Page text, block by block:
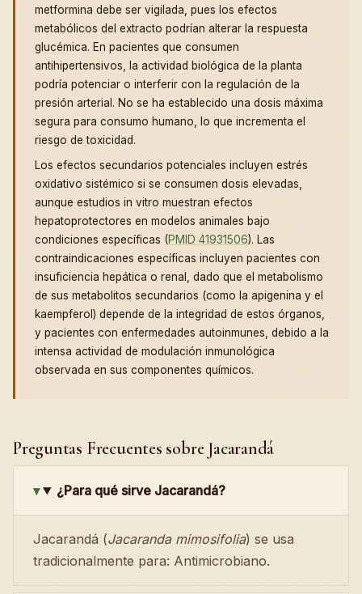
metformina debe ser vigilada, pues los efectos
metabólicos del extracto podrían alterar la respuesta
glucémica. En pacientes que consumen
antihipertensivos, la actividad biológica de la planta
podría potenciar o interferir con la regulación de la
presión arterial. No se ha establecido una dosis máxima
segura para consumo humano, lo que incrementa el
riesgo de toxicidad.
Los efectos secundarios potenciales incluyen estrés
oxidativo sistémico si se consumen dosis elevadas,
aunque estudios in vitro muestran efectos
hepatoprotectores en modelos animales bajo
condiciones específicas (PMID 41931506). Las
contraindicaciones específicas incluyen pacientes con
insuficiencia hepática o renal, dado que el metabolismo
de sus metabolitos secundarios (como la apigenina y el
kaempferol) depende de la integridad de estos órganos,
y pacientes con enfermedades autoinmunes, debido a la
intensa actividad de modulación inmunológica
observada en sus componentes químicos.
Preguntas Frecuentes sobre Jacarandá
¿Para qué sirve Jacarandá?
Jacarandá (Jacaranda mimosifolia) se usa
tradicionalmente para: Antimicrobiano.